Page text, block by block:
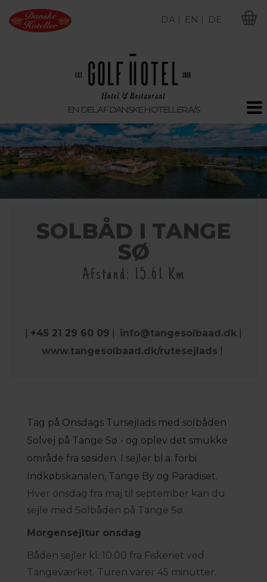
EN DEL AF DANSKE HOTELLER A/S
DA | EN | DE
SOLBÅD I TANGE
SØ
Afstand: 15.61 Km
+45 21 29 60 09 info@tangesolbaad.dk
www.tangesolbaad.dk/rutesejlads
Tag på Onsdags Tursejlads med solbåden
Solvej på Tange Sø - og oplev det smukke
område fra søsiden. I sejler bl.a. forbi
Indkøbskanalen, Tange By og Paradiset.
Hver onsdag fra maj til september kan du
sejle med Solbåden på Tange Sø.
Morgensejltur onsdag
Båden sejler kl. 10.00 fra Fiskeriet ved
Tangeværket. Turen varer 45 minutter.